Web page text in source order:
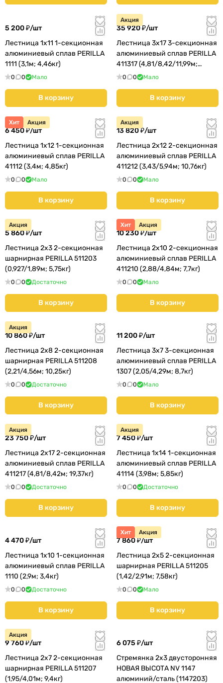
5 200 ₽/шт
Лестница 1х11 1-секционная
алюминиевый сплав PERILLA
1111 (3,1м; 4,46кг)
0 0 Мало
В корзину
Акция
35 920 ₽/шт
Лестница 3х17 3-секционная
алюминиевый сплав PERILLA
411317 (4,81/8,42/11,99м;
29,2кг)
0 0 Мало
В корзину
Хит Акция
6 450 ₽/шт
Лестница 1х12 1-секционная
алюминиевый сплав PERILLA
41112 (3,4м; 4,85кг)
0 0 Мало
В корзину
Акция
13 820 ₽/шт
Лестница 2х12 2-секционная
алюминиевый сплав PERILLA
411212 (3,43/5,94м; 10,76кг)
0 0 Мало
В корзину
Акция
5 860 ₽/шт
Лестница 2х3 2-секционная
шарнирная PERILLA 511203
(0,927/1,89м; 5,75кг)
0 0 Достаточно
В корзину
Хит Акция
10 230 ₽/шт
Лестница 2х10 2-секционная
алюминиевый сплав PERILLA
411210 (2,88/4,84м; 7,7кг)
0 0 Мало
В корзину
Акция
10 860 ₽/шт
Лестница 2х8 2-секционная
шарнирная PERILLA 511208
(2,21/4,56м; 10,25кг)
0 0 Достаточно
В корзину
11 200 ₽/шт
Лестница 3х7 3-секционная
алюминиевый сплав PERILLA
1307 (2,05/4,29м; 8,7кг)
0 0 Мало
В корзину
Акция
23 750 ₽/шт
Лестница 2х17 2-секционная
алюминиевый сплав PERILLA
411217 (4,81/8,42м; 19,37кг)
0 0 Достаточно
В корзину
Акция
7 450 ₽/шт
Лестница 1х14 1-секционная
алюминиевый сплав PERILLA
41114 (3,98м; 5,85кг)
0 0 Достаточно
В корзину
4 470 ₽/шт
Лестница 1х10 1-секционная
алюминиевый сплав PERILLA
1110 (2,9м; 3,4кг)
0 0 Достаточно
В корзину
Хит Акция
7 860 ₽/шт
Лестница 2х5 2-секционная
шарнирная PERILLA 511205
(1,42/2,91м; 7,58кг)
0 0 Мало
В корзину
Акция
9 760 ₽/шт
Лестница 2х7 2-секционная
шарнирная PERILLA 511207
(1,95/4,01м; 9,4кг)
6 075 ₽/шт
Стремянка 2х3 двусторонняя
НОВАЯ ВЫСОТА NV 1147
алюминий/сталь (1147203)